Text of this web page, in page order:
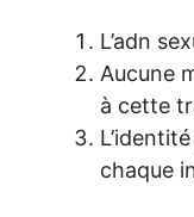
L’adn
Aucune
à cette
chaque